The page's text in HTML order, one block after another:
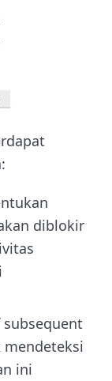
diblokir
mendeteksi
ini